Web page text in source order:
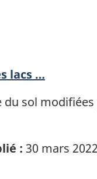
lacs …
sol
: 30 mars 2022